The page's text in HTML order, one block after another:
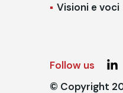
Visioni e voci
Follow us
© Copyright